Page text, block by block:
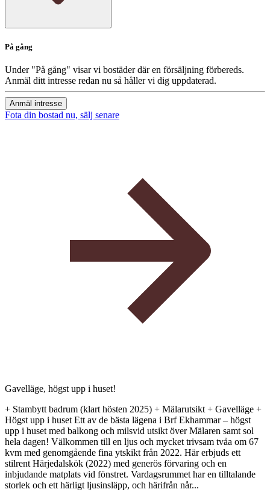
På gång
Under "På gång" visar vi bostäder där en försäljning förbereds.
Anmäl ditt intresse redan nu så håller vi dig uppdaterad.
Anmäl intresse
Fota din bostad nu, sälj senare
Gavelläge, högst upp i huset!
+ Stambytt badrum (klart hösten 2025) + Mälarutsikt + Gavelläge +
Högst upp i huset Ett av de bästa lägena i Brf Ekhammar – högst
upp i huset med balkong och milsvid utsikt över Mälaren samt sol
hela dagen! Välkommen till en ljus och mycket trivsam tvåa om 67
kvm med genomgående fina ytskikt från 2022. Här erbjuds ett
stilrent Härjedalskök (2022) med generös förvaring och en
inbjudande matplats vid fönstret. Vardagsrummet har en tilltalande
storlek och ett härligt ljusinsläpp, och härifrån når...